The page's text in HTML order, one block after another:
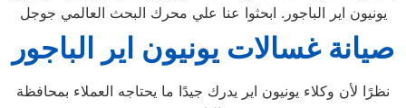
يونيون اير الباجور. ابحثوا عنا علي محرك البحث العالمي جوجل
صيانة غسالات يونيون اير الباجور
نظرًا لأن وكلاء يونيون اير يدرك جيدًا ما يحتاجه العملاء بمحافظة